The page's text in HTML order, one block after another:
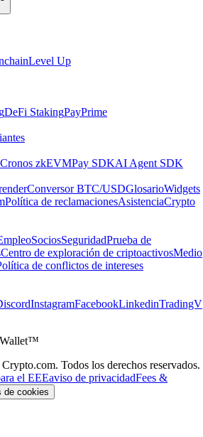
Level Up
DeFi StakingPayPrime
Cronos zkEVMPay SDKAI Agent SDK
Conversor BTC/USDGlosarioWidgets
Política de reclamacionesAsistenciaCrypto
SociosSeguridadPrueba de
Centro de exploración de criptoactivosMedio
de conflictos de intereses
InstagramFacebookLinkedinTradingV
Todos los derechos reservados.
el EEEaviso de privacidadFees &
de cookies